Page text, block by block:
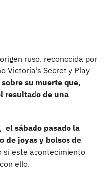
ruso, reconocida por
Victoria's Secret y Play
su muerte que,
resultado de una
el sábado pasado la
de joyas y bolsos de
si este acontecimiento
ello.